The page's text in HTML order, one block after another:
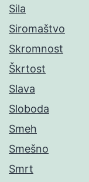
Sila
Siromaštvo
Skromnost
Škrtost
Slava
Sloboda
Smeh
Smešno
Smrt